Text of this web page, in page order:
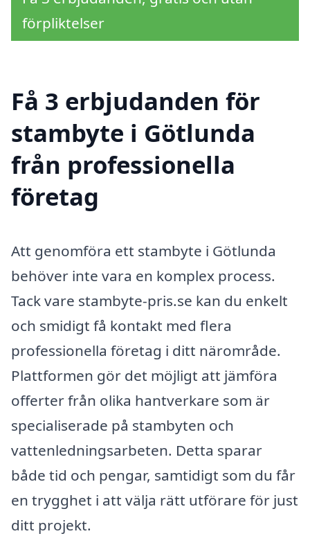
förpliktelser
Få 3 erbjudanden för
stambyte i Götlunda
från professionella
företag
Att genomföra ett stambyte i Götlunda
behöver inte vara en komplex process.
Tack vare stambyte-pris.se kan du enkelt
och smidigt få kontakt med flera
professionella företag i ditt närområde.
Plattformen gör det möjligt att jämföra
offerter från olika hantverkare som är
specialiserade på stambyten och
vattenledningsarbeten. Detta sparar
både tid och pengar, samtidigt som du får
en trygghet i att välja rätt utförare för just
ditt projekt.